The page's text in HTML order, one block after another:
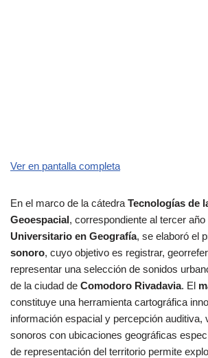
Ver en pantalla completa
En el marco de la cátedra Tecnologías de
Geoespacial, correspondiente al tercer año
Universitario en Geografía, se elaboró el
sonoro, cuyo objetivo es registrar,
representar una selección de sonidos
de la ciudad de Comodoro Rivadavia. El
constituye una herramienta cartográfica
información espacial y percepción auditiva,
sonoros con ubicaciones geográficas
de representación del territorio permite